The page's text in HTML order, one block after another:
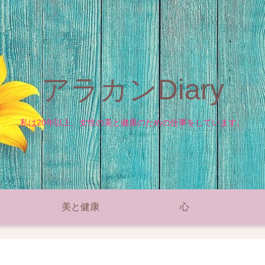
アラカンDiary
私は20年以上、女性の美と健康のための仕事をしています。
美と健康 心